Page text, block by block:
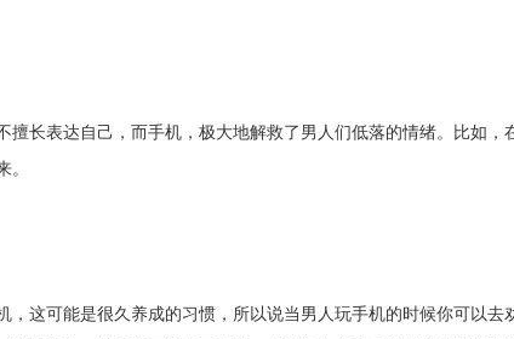
擅长表达自己，而手机，极大地解救了男人们低落的情绪。比如
，这可能是很久养成的习惯，所以说当男人玩手机的时候你可以去